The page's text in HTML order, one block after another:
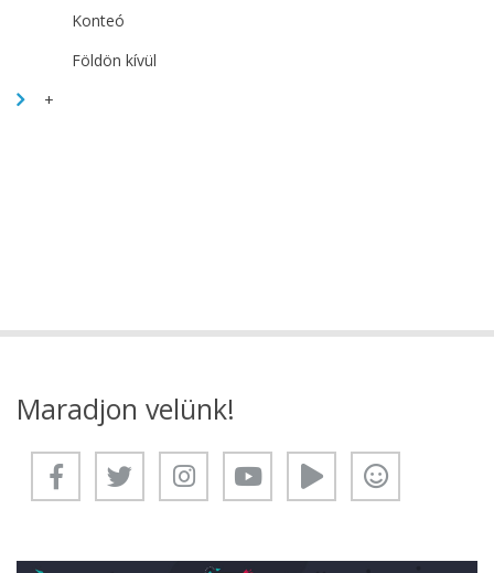
Konteó
Földön kívül
+
Maradjon velünk!